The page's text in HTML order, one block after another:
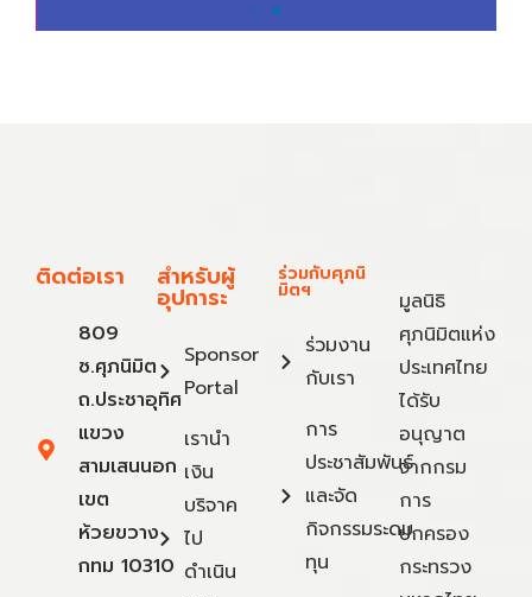
ติดต่อเรา
809
ซ.ศุภนิมิต
ถ.ประชาอุทิศ
แขวง
สามเสนนอก
เขต
ห้วยขวาง
กทม 10310
สำหรับผู้
อุปการะ
Sponsor
Portal
เรานำ
เงิน
บริจาค
ไป
ดำเนิน
ร่วมกับศุภนิ
มิตฯ
ร่วมงาน
กับเรา
การ
ประชาสัมพันธ์
และจัด
กิจกรรมระดม
ทุน
มูลนิธิ
ศุภนิมิตแห่ง
ประเทศไทย
ได้รับ
อนุญาต
จากกรม
การ
ปกครอง
กระทรวง